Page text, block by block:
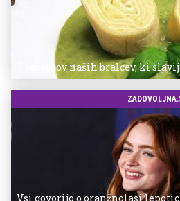
7 receptov naših bralcev, ki
Vsi govorijo o oranžnolasi